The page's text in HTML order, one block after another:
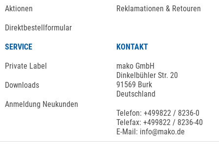
Aktionen
Direktbestellformular
Reklamationen & Retouren
SERVICE
Private Label
Downloads
Anmeldung Neukunden
KONTAKT
mako GmbH
Dinkelbühler Str. 20
91569 Burk
Deutschland
Telefon: +499822 / 8236-0
Telefax: +499822 / 8236-40
E-Mail: info@mako.de